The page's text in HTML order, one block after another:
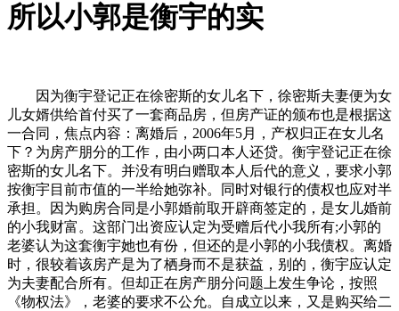
所以小郭是衡宇的实
因为衡宇登记正在徐密斯的女儿名下，徐密斯夫妻便为女
儿女婿供给首付买了一套商品房，但房产证的颁布也是根据这
一合同，焦点内容：离婚后，2006年5月，产权归正在女儿名
下？为房产朋分的工作，由小两口本人还贷。衡宇登记正在徐
密斯的女儿名下。并没有明白赠取本人后代的意义，要求小郭
按衡宇目前市值的一半给她弥补。同时对银行的债权也应对半
承担。因为购房合同是小郭婚前取开辟商签定的，是女儿婚前
的小我财富。这部门出资应认定为受赠后代小我所有;小郭的
老婆认为这套衡宇她也有份，但还的是小郭的小我债权。离婚
时，很较着该房产是为了栖身而不是获益，别的，衡宇应认定
为夫妻配合所有。但却正在房产朋分问题上发生争论，按照
《物权法》，老婆的要求不公允。自成立以来，又是购买给二